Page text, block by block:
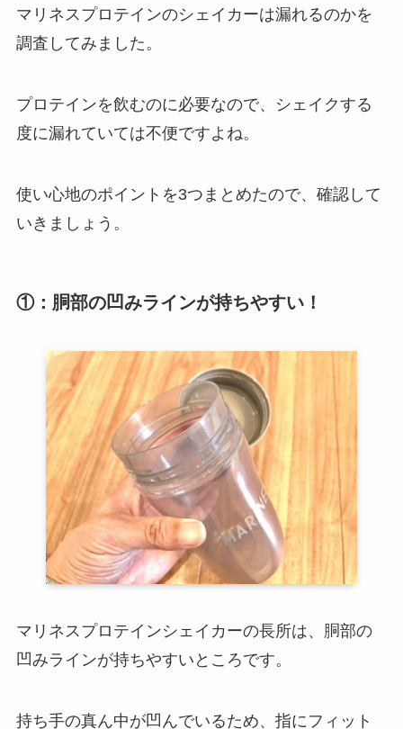
マリネスプロテインのシェイカーは漏れるのかを
調査してみました。
プロテインを飲むのに必要なので、シェイクする
度に漏れていては不便ですよね。
使い心地のポイントを3つまとめたので、確認して
いきましょう。
①：胴部の凹みラインが持ちやすい！
マリネスプロテインシェイカーの長所は、胴部の
凹みラインが持ちやすいところです。
持ち手の真ん中が凹んでいるため、指にフィット